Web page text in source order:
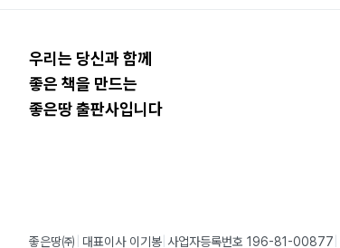
우리는 당신과 함께
좋은 책을 만드는
좋은땅 출판사입니다
좋은땅㈜ 대표이사 이기봉 사업자등록번호 196-81-00877